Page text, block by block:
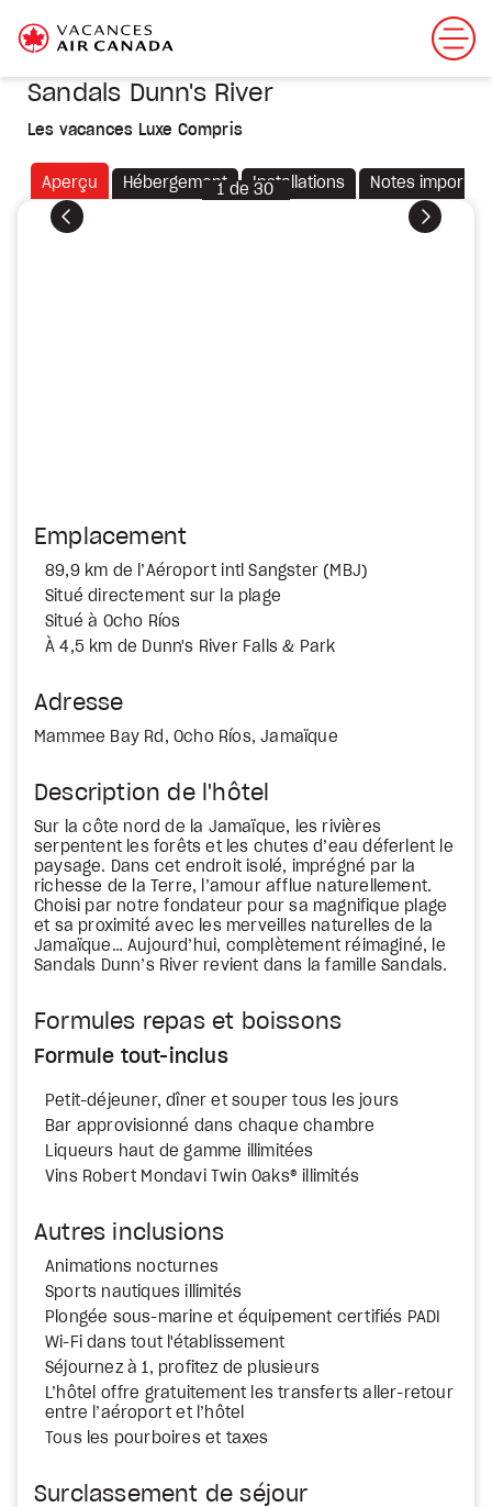
Sandals Dunn's River
Les vacances Luxe Compris
Aperçu Hébergement Installations Notes
Précédent Suivant
1 de30
Emplacement
89,9 km de l’Aéroport intl Sangster (MBJ)
Situé directement sur la plage
Situé à Ocho Ríos
À 4,5 km de Dunn's River Falls & Park
Adresse
Mammee Bay Rd, Ocho Ríos, Jamaïque
Description de l'hôtel
Sur la côte nord de la Jamaïque, les rivières
serpentent les forêts et les chutes d’eau déferlent le
paysage. Dans cet endroit isolé, imprégné par la
richesse de la Terre, l’amour afflue naturellement.
Choisi par notre fondateur pour sa magnifique plage
et sa proximité avec les merveilles naturelles de la
Jamaïque… Aujourd’hui, complètement réimaginé, le
Sandals Dunn’s River revient dans la famille Sandals.
Formules repas et boissons
Formule tout-inclus
Petit-déjeuner, dîner et souper tous les jours
Bar approvisionné dans chaque chambre
Liqueurs haut de gamme illimitées
Vins Robert Mondavi Twin Oaks® illimités
Autres inclusions
Animations nocturnes
Sports nautiques illimités
Plongée sous-marine et équipement certifiés PADI
Wi-Fi dans tout l'établissement
Séjournez à 1, profitez de plusieurs
L’hôtel offre gratuitement les transferts aller-retour
entre l’aéroport et l’hôtel
Tous les pourboires et taxes
Surclassement de séjour